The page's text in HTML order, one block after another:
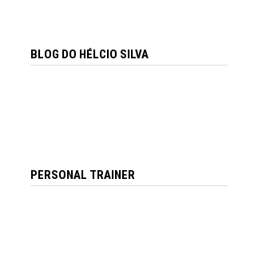
BLOG DO HÉLCIO SILVA
PERSONAL TRAINER